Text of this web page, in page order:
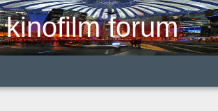
kinofilm forum